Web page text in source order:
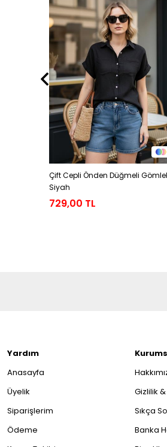
Çift Cepli Önden Düğmeli
Siyah
729,00 TL
Yardım
Anasayfa
Üyelik
Siparişlerim
Ödeme
Gizlilik
Sıkça
Banka